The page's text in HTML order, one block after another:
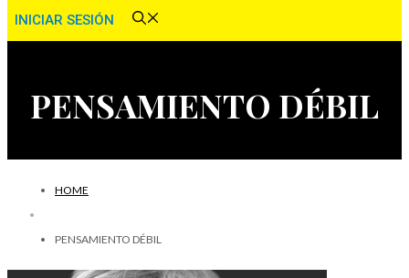
INICIAR SESIÓN
PENSAMIENTO DÉBIL
HOME
PENSAMIENTO DÉBIL